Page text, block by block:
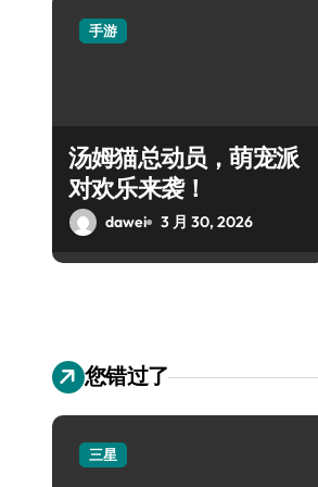
手游
汤姆猫总动员，萌宠派
对欢乐来袭！
dawei 3 月 30, 2026
您错过了
三星